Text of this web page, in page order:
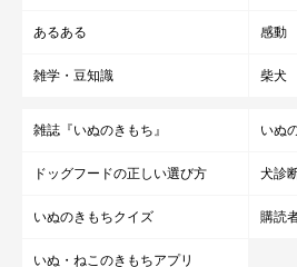
あるある 感動
雑学・豆知識 柴犬
雑誌『いぬのきもち』 いぬ
ドッグフードの正しい選び方 犬診
いぬのきもちクイズ 購読
いぬ・ねこのきもちアプリ